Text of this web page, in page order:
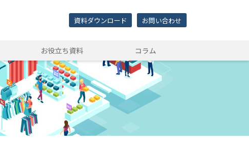
資料ダウンロード お問い合わせ
お役立ち資料 コラム